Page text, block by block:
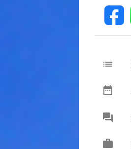
fb
list
date_range
chat
work